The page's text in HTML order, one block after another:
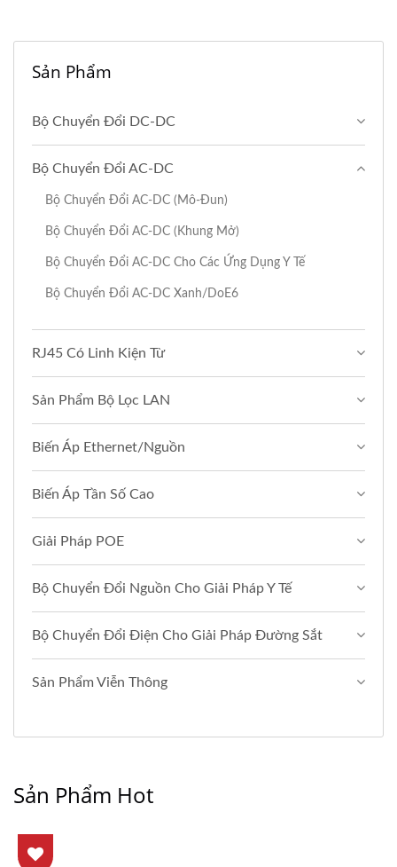
Sản Phẩm
Bộ Chuyển Đổi DC-DC
Bộ Chuyển Đổi AC-DC
Bộ Chuyển Đổi AC-DC (Mô-Đun)
Bộ Chuyển Đổi AC-DC (khung Mở)
Bộ Chuyển Đổi AC-DC Cho Các Ứng Dụng Y Tế
Bộ Chuyển Đổi AC-DC Xanh/DoE6
RJ45 Có Linh Kiện Từ
Sản Phẩm Bộ Lọc LAN
Biến Áp Ethernet/Nguồn
Biến Áp Tần Số Cao
Giải Pháp POE
Bộ Chuyển Đổi Nguồn Cho Giải Pháp Y Tế
Bộ Chuyển Đổi Điện Cho Giải Pháp Đường Sắt
Sản Phẩm Viễn Thông
Sản Phẩm Hot